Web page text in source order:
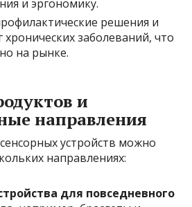
и эргономику.
решения и
заболеваний, что
на рынке.
и
направления
устройств можно
направлениях:
для повседневного